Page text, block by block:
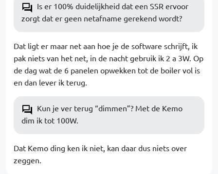
Is er 100% duidelijkheid dat een SSR ervoor
zorgt dat er geen netafname gerekend wordt?
Dat ligt er maar net aan hoe je de software schrijft, ik
pak niets van het net, in de nacht gebruik ik 2 a 3W. Op
de dag wat de 6 panelen opwekken tot de boiler vol is
en dan lever ik terug.
Kun je ver terug “dimmen”? Met de Kemo
dim ik tot 100W.
Dat Kemo ding ken ik niet, kan daar dus niets over
zeggen.